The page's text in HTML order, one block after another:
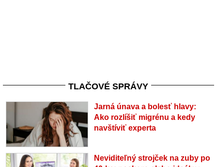
TLAČOVÉ SPRÁVY
Jarná únava a bolesť hlavy:
Ako rozlíšiť migrénu a kedy
navštíviť experta
Neviditeľný strojček na zuby po